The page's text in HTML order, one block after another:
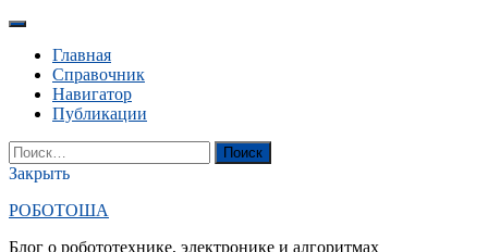
Перейти
содержанию
Главная
Справочник
Навигатор
Публикации
YouTube
Вконтакте
RSS
Поиск
Найти:
Закрыть
РОБОТОША
Блог о робототехнике, электронике и алгоритмах